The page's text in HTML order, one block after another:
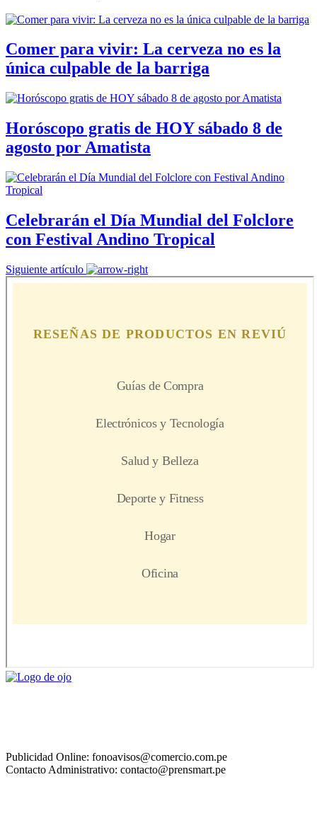
Comer para vivir: La cerveza no es la
única culpable de la barriga
Horóscopo gratis de HOY sábado 8 de
agosto por Amatista
Celebrarán el Día Mundial del Folclore
con Festival Andino Tropical
Siguiente artículo
Publicidad Online: fonoavisos@comercio.com.pe
Contacto Administrativo: contacto@prensmart.pe